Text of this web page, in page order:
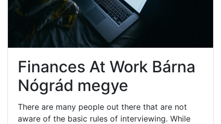
Finances At Work Bárna
Nógrád megye
There are many people out there that are not
aware of the basic rules of interviewing. While